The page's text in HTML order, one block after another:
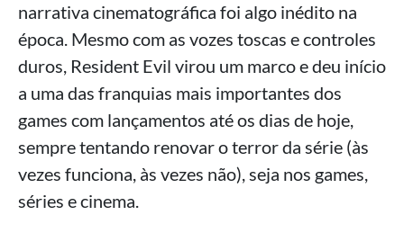
narrativa cinematográfica foi algo inédito na
época. Mesmo com as vozes toscas e controles
duros, Resident Evil virou um marco e deu início
a uma das franquias mais importantes dos
games com lançamentos até os dias de hoje,
sempre tentando renovar o terror da série (às
vezes funciona, às vezes não), seja nos games,
séries e cinema.